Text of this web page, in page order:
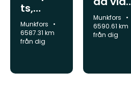
ts,
Hästsk
oholme
n
Kommun:
Munkfors
6587.31 km
från dig
Vågsjö
n
Kommun:
Munkfors
6590.61 km
från dig